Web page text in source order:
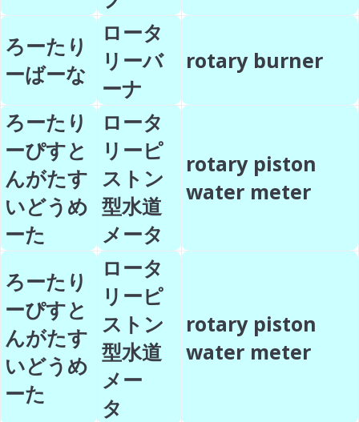
ろーたり
ーばーな
ロータ
リーバ
ーナ
rotary burner
ろーたり
ーぴすと
んがたす
いどうめ
ーた
ロータ
リーピ
ストン
型水道
メータ
rotary piston
water meter
ろーたり
ーぴすと
んがたす
いどうめ
ーた
ロータ
リーピ
ストン
型水道
メー
タ
rotary piston
water meter